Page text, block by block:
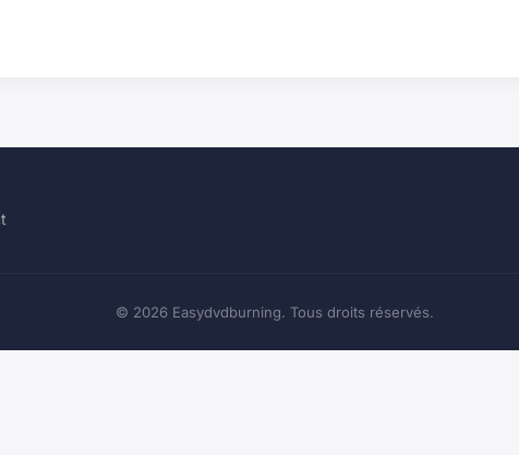
© 2026 Easydvdburning. Tous droits réservés.